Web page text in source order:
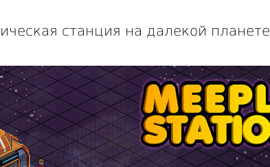
станция на далекой планете